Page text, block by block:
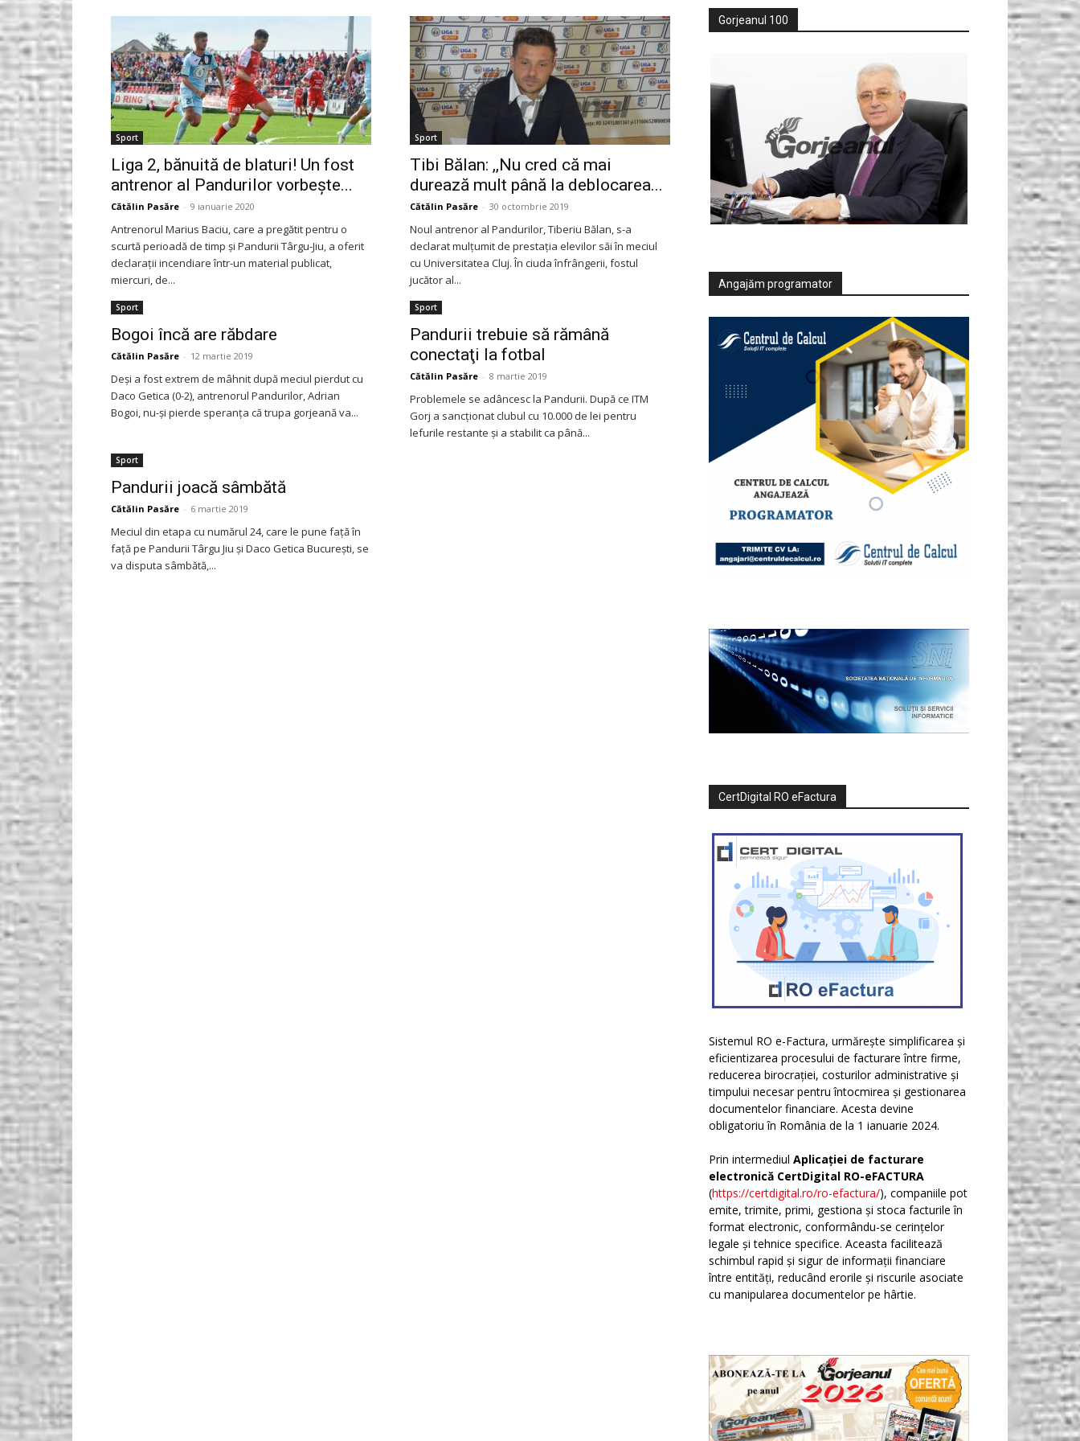
Gorjeanul.ro
Sport
Liga 2, bănuită de blaturi! Un fost
antrenor al Pandurilor vorbeşte...
Cătălin Pasăre - 9 ianuarie 2020
Antrenorul Marius Baciu, care a pregătit pentru o
scurtă perioadă de timp şi Pandurii Târgu-Jiu, a oferit
declaraţii incendiare într-un material publicat,
miercuri, de...
Sport
Tibi Bălan: ,,Nu cred că mai
durează mult până la deblocarea...
Cătălin Pasăre - 30 octombrie 2019
Noul antrenor al Pandurilor, Tiberiu Bălan, s-a
declarat mulţumit de prestaţia elevilor săi în meciul
cu Universitatea Cluj. În ciuda înfrângerii, fostul
jucător al...
Sport
Bogoi încă are răbdare
Cătălin Pasăre - 12 martie 2019
Deşi a fost extrem de mâhnit după meciul pierdut cu
Daco Getica (0-2), antrenorul Pandurilor, Adrian
Bogoi, nu-şi pierde speranţa că trupa gorjeană va...
Sport
Pandurii trebuie să rămână
conectaţi la fotbal
Cătălin Pasăre - 8 martie 2019
Problemele se adâncesc la Pandurii. După ce ITM
Gorj a sancţionat clubul cu 10.000 de lei pentru
lefurile restante şi a stabilit ca până...
Sport
Pandurii joacă sâmbătă
Cătălin Pasăre - 6 martie 2019
Meciul din etapa cu numărul 24, care le pune faţă în
faţă pe Pandurii Târgu Jiu şi Daco Getica Bucureşti, se
va disputa sâmbătă,...
Gorjeanul 100
Angajăm programator
CertDigital RO eFactura
Sistemul RO e-Factura, urmărește simplificarea și
eficientizarea procesului de facturare între firme,
reducerea birocrației, costurilor administrative și
timpului necesar pentru întocmirea și gestionarea
documentelor financiare. Acesta devine
obligatoriu în România de la 1 ianuarie 2024.
Prin intermediul Aplicației de facturare
electronică CertDigital RO-eFACTURA
(https://certdigital.ro/ro-efactura/), companiile pot
emite, trimite, primi, gestiona și stoca facturile în
format electronic, conformându-se cerințelor
legale și tehnice specifice. Aceasta facilitează
schimbul rapid și sigur de informații financiare
între entități, reducând erorile și riscurile asociate
cu manipularea documentelor pe hârtie.